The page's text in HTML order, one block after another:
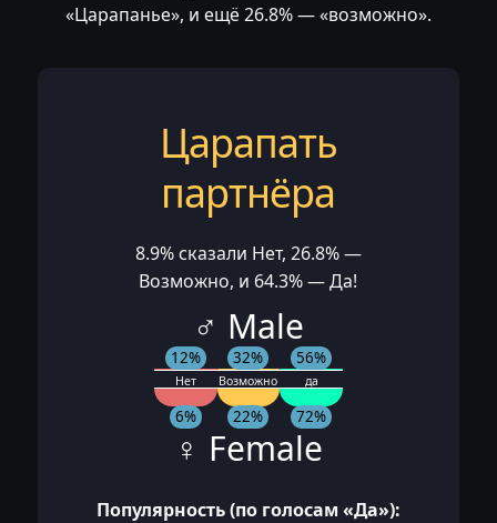
«Царапанье», и ещё 26.8% — «возможно».
Царапать
партнёра
8.9% сказали Нет, 26.8% —
Возможно, и 64.3% — Да!
♂ Male
Нет
12%
Возможно
32%
да
56%
6% 22% 72%
♀ Female
Популярность (по голосам «Да»):